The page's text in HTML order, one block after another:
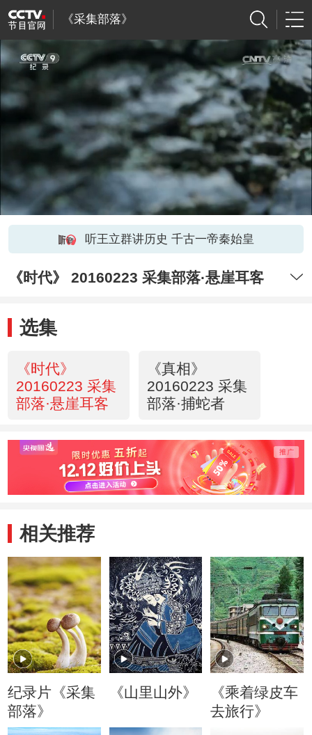
《采集部落》
听王立群讲历史 千古一帝秦始皇
《时代》 20160223 采集部落·悬崖耳客
选集
《时代》
20160223 采集
部落·悬崖耳客
《真相》
20160223 采集
部落·捕蛇者
相关推荐
纪录片《采集
部落》
《山里山外》
《乘着绿皮车
去旅行》